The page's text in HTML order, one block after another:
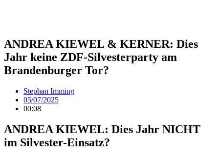
ANDREA KIEWEL & KERNER: Dies
Jahr keine ZDF-Silvesterparty am
Brandenburger Tor?
Stephan Imming
05/07/2025
00:08
ANDREA KIEWEL: Dies Jahr NICHT
im Silvester-Einsatz?